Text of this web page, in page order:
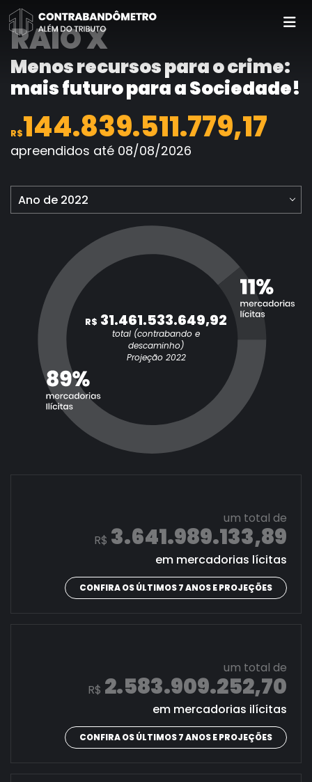
Pular
para
conteúdo
RAIO X
Menos recursos para o crime:
mais futuro para a Sociedade!
R$144.839.512.028,58
apreendidos até 08/08/2026
Ano de 2022
R$ 31.461.533.649,92
total (contrabando e
descaminho)
Projeção 2022
um total de
R$ 3.641.989.133,89
em mercadorias lícitas
CONFIRA OS ÚLTIMOS 7 ANOS E PROJEÇÕES
um total de
R$ 2.583.909.252,70
em mercadorias ilícitas
CONFIRA OS ÚLTIMOS 7 ANOS E PROJEÇÕES